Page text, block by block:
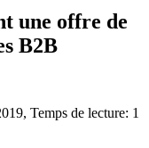
une offre de
B2B
, Temps de lecture: 1